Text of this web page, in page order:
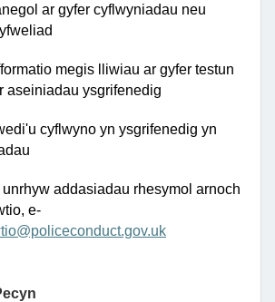
ar gyfer cyflwyniadau neu
megis lliwiau ar gyfer testun
aseiniadau ysgrifenedig
cyflwyno yn ysgrifenedig yn
addasiadau rhesymol arnoch
e-